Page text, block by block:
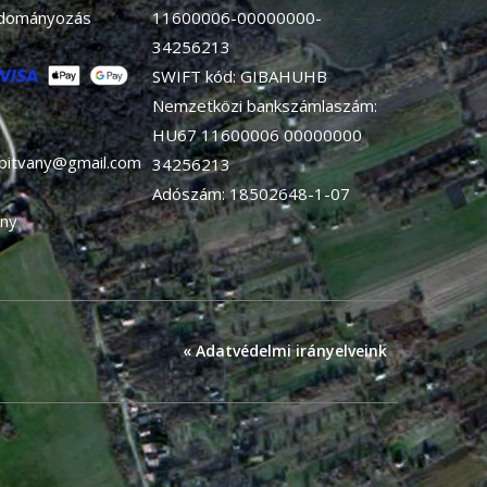
11600006-00000000-
34256213
SWIFT kód: GIBAHUHB
Nemzetközi bankszámlaszám:
HU67 11600006 00000000
34256213
Adószám: 18502648-1-07
« Adatvédelmi irányelveink